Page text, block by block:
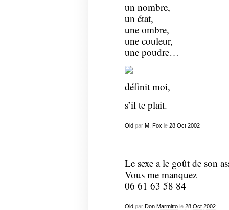
un nombre,
un état,
une ombre,
une couleur,
une poudre…
définit moi,
s’il te plait.
Oldpar M. Fox le 28 Oct 2002
Le sexe a le goût de son
Vous me manquez
06 61 63 58 84
Oldpar Don Marmittole 28 Oct 2002